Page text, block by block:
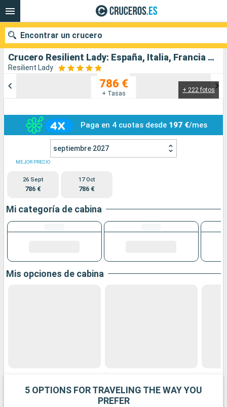
Crucero Resilient Lady: España, Italia, Francia salida desde Barcelona
Resilient Lady
+ 222 fotos
786 €
+ Tasas
Paga en 4 cuotas desde 197 €/mes
septiembre 2027
MEJOR PRECIO
26 Sept
786 €
17 Oct
786 €
Mi categoría de cabina
Mis opciones de cabina
5 OPTIONS FOR TRAVELING THE WAY YOU
PREFER
Encontrar un crucero
Fecha de salida
Puertos Compañías